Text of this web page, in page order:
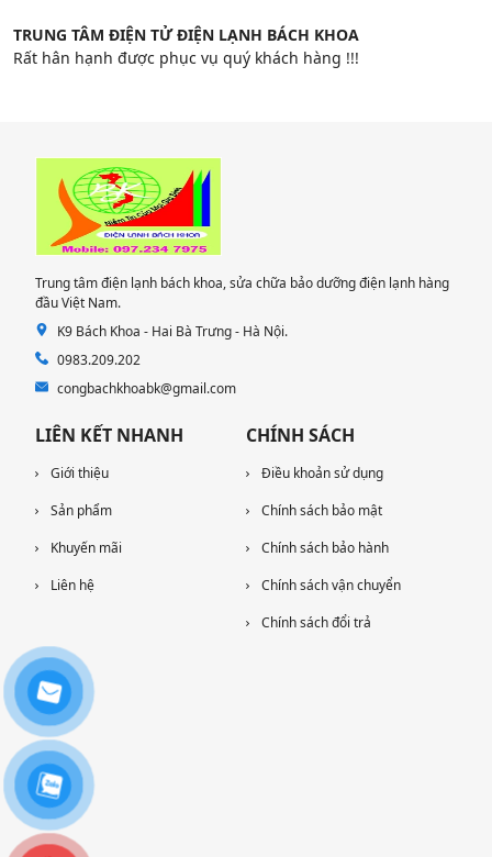
TRUNG TÂM ĐIỆN TỬ ĐIỆN LẠNH BÁCH KHOA
Rất hân hạnh được phục vụ quý khách hàng !!!
Trung tâm điện lạnh bách khoa, sửa chữa bảo dưỡng điện lạnh hàng
đầu Việt Nam.
K9 Bách Khoa - Hai Bà Trưng - Hà Nội.
0983.209.202
congbachkhoabk@gmail.com
LIÊN KẾT NHANH
Giới thiệu
Sản phẩm
Khuyến mãi
Liên hệ
CHÍNH SÁCH
Điều khoản sử dụng
Chính sách bảo mật
Chính sách bảo hành
Chính sách vận chuyển
Chính sách đổi trả